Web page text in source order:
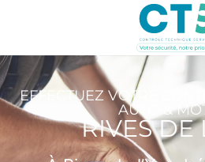
EFFECTUEZ VOTRE
AUTO &
RIVES DE